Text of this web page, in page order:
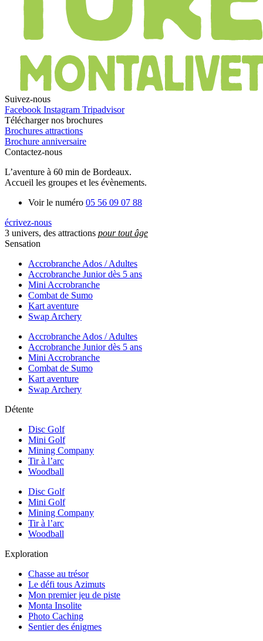
Suivez-nous
Facebook Instagram Tripadvisor
Télécharger nos brochures
Brochures attractions
Brochure anniversaire
Contactez-nous
L’aventure à 60 min de Bordeaux.
Accueil les groupes et les évènements.
Voir le numéro 05 56 09 07 88
écrivez-nous
3 univers, des attractions pour tout âge
Sensation
Accrobranche Ados / Adultes
Accrobranche Junior dès 5 ans
Mini Accrobranche
Combat de Sumo
Kart aventure
Swap Archery
Accrobranche Ados / Adultes
Accrobranche Junior dès 5 ans
Mini Accrobranche
Combat de Sumo
Kart aventure
Swap Archery
Détente
Disc Golf
Mini Golf
Mining Company
Tir à l’arc
Woodball
Disc Golf
Mini Golf
Mining Company
Tir à l’arc
Woodball
Exploration
Chasse au trésor
Le défi tous Azimuts
Mon premier jeu de piste
Monta Insolite
Photo Caching
Sentier des énigmes